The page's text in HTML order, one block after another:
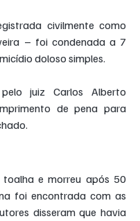
civilmente como
– foi condenada a 7
doloso simples.
juiz Carlos Alberto
de pena para
e morreu após 50
foi encontrada com as
disseram que havia